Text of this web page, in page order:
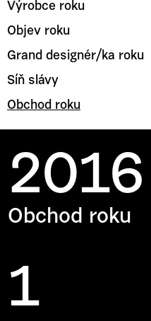
Výrobce roku
Objev roku
Grand designér/ka roku
Síň slávy
Obchod roku
2016
Obchod roku
1